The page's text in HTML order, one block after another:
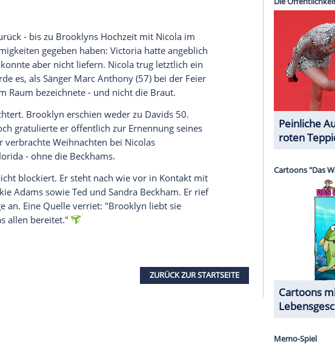
von unserer Redaktion eingebundenen Inhalt von Glomex GmbH
Klick anzeigen lassen und auch wieder deaktivieren.
Inhalte angezeigt werden. Damit können personenbezogene
Mehr dazu in unseren Datenschutzhinweisen.
Laut Insidern sind sie "völlig verblüfft und bestürzt über
David und Victoria werden von der Kanzlei
Anwälte, die auch für König Charles III. (77)
laut "Daily Mail"die Kanzlei Schillings engagiert.
sie hätten lediglich versucht, ihrem Sohn zu zeigen,
den ersten Anwaltsschreiben sei Social Media für sie
zu erreichen - ein klassisches Dilemma. Freunde
Eltern gebe es keine Boshaftigkeit, nur Sorge um den
Jahre zurück - bis zu Brooklyns Hochzeit mit Nicola im
Unstimmigkeiten gegeben haben: Victoria hatte angeblich